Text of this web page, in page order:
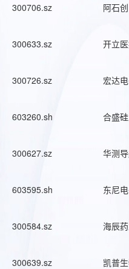
300706.sz 阿石创
300633.sz 开立
300726.sz 宏达
603260.sh 合盛
300627.sz 华测
603595.sh 东尼
300584.sz 海辰
300639.sz 凯普